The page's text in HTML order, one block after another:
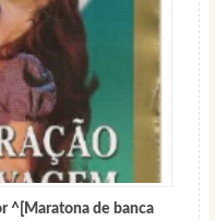
^[Maratona de banca